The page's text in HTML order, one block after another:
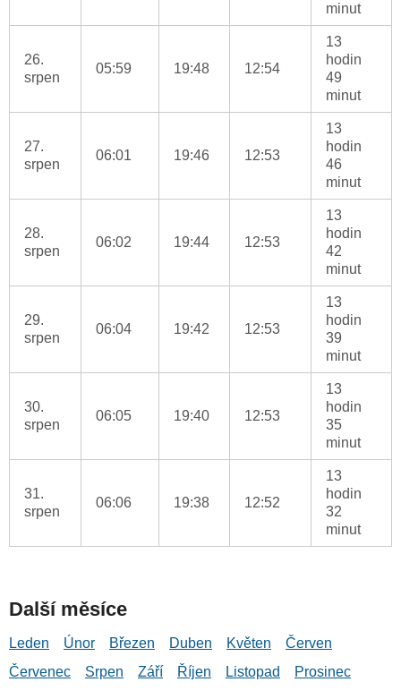
minut
26.
srpen
05:59 19:48 12:54
13
hodin
49
minut
27.
srpen
06:01 19:46 12:53
13
hodin
46
minut
28.
srpen
06:02 19:44 12:53
13
hodin
42
minut
29.
srpen
06:04 19:42 12:53
13
hodin
39
minut
30.
srpen
06:05 19:40 12:53
13
hodin
35
minut
31.
srpen
06:06 19:38 12:52
13
hodin
32
minut
Další měsíce
Leden Únor Březen Duben Květen
Červen
Červenec
Srpen Září Říjen Listopad Prosinec